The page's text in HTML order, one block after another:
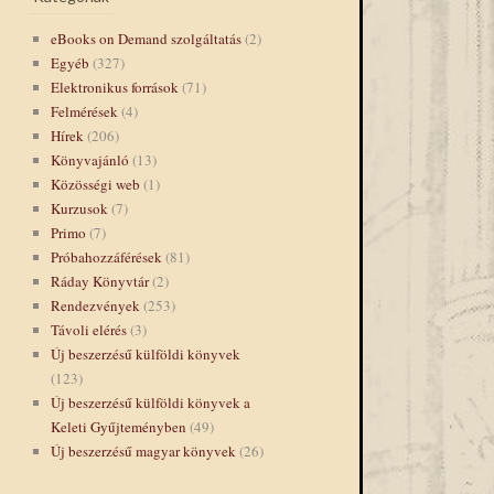
eBooks on Demand szolgáltatás(2)
Egyéb (327)
Elektronikus források(71)
Felmérések(4)
Hírek(206)
Könyvajánló (13)
Közösségi web (1)
Kurzusok(7)
Primo (7)
Próbahozzáférések(81)
Ráday Könyvtár(2)
Rendezvények(253)
Távoli elérés(3)
Új beszerzésű külföldi könyvek
(123)
Új beszerzésű külföldi könyvek a
Keleti Gyűjteményben (49)
Új beszerzésű magyar könyvek(26)